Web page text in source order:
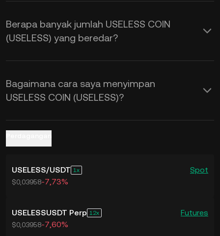
Berapa banyak jumlah USELESS COIN
(USELESS) yang beredar?
Bagaimana cara saya menyimpan
USELESS COIN (USELESS)?
USELESS/USDT 1 Spot
$0,03958-7,73%
USELESSUSDT Perp 12 Futures
$0,03958-7,60%